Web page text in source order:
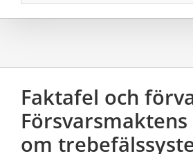
Faktafel och
om